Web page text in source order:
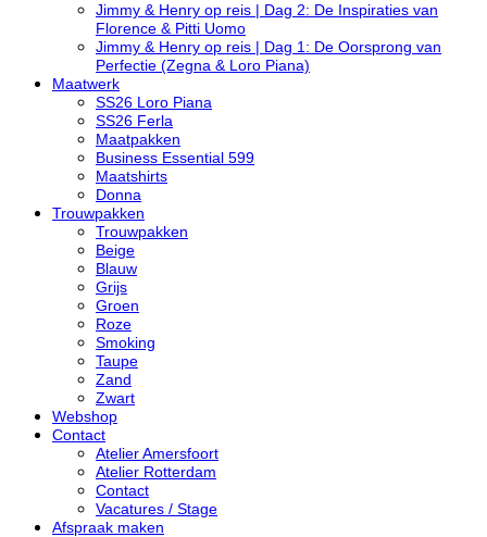
Jimmy & Henry op reis | Dag 2: De Inspiraties van
Florence & Pitti Uomo
Jimmy & Henry op reis | Dag 1: De Oorsprong van
Perfectie (Zegna & Loro Piana)
Maatwerk
SS26 Loro Piana
SS26 Ferla
Maatpakken
Business Essential 599
Maatshirts
Donna
Trouwpakken
Trouwpakken
Beige
Blauw
Grijs
Groen
Roze
Smoking
Taupe
Zand
Zwart
Webshop
Contact
Atelier Amersfoort
Atelier Rotterdam
Contact
Vacatures / Stage
Afspraak maken